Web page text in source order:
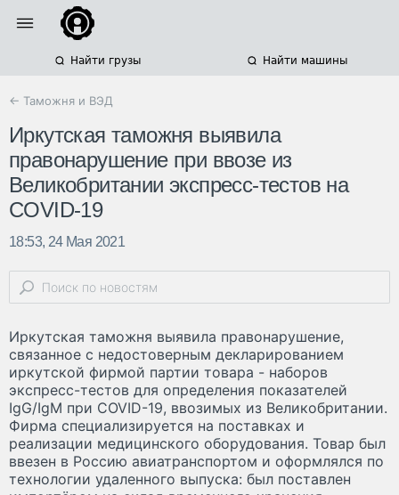
Найти грузы Найти машины
← Таможня и ВЭД
Иркутская таможня выявила
правонарушение при ввозе из
Великобритании экспресс-тестов на
COVID-19
18:53, 24 Мая 2021
Иркутская таможня выявила правонарушение,
связанное с недостоверным декларированием
иркутской фирмой партии товара - наборов
экспресс-тестов для определения показателей
IgG/IgM при COVID-19, ввозимых из Великобритании.
Фирма специализируется на поставках и
реализации медицинского оборудования. Товар был
ввезен в Россию авиатранспортом и оформлялся по
технологии удаленного выпуска: был поставлен